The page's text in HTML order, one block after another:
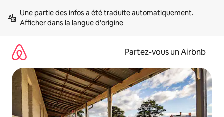
directement
Afficher dans la langue d'origine
Partez-vous un Airbnb